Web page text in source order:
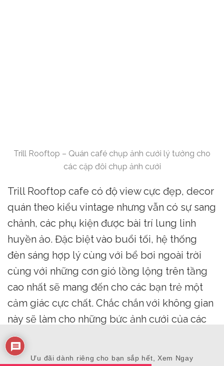
Trill Rooftop – Quán café chụp ảnh cưới lý tưởng cho
các cặp đôi chụp ảnh cưới
Trill Rooftop cafe có độ view cực đẹp, decor
quán theo kiểu vintage nhưng vẫn có sự sang
chảnh, các phụ kiện được bài trí lung linh
huyền ảo. Đặc biệt vào buổi tối, hệ thống
đèn sáng hợp lý cùng với bể bơi ngoài trời
cùng với những cơn gió lồng lộng trên tầng
cao nhất sẽ mang đến cho các bạn trẻ một
cảm giác cực chất. Chắc chắn với không gian
này sẽ làm cho những bức ảnh cưới của các
cặp đôi thêm phần lung linh.
Trang phục: Váy cưới voan đơn giản
Ưu đãi dành riêng cho bạn sắp hết, Xem Ngay